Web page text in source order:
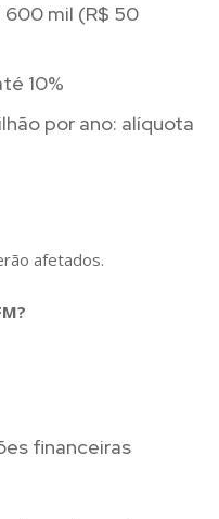
600 mil (R$ 50
10%
por ano: alíquota
afetados.
financeiras